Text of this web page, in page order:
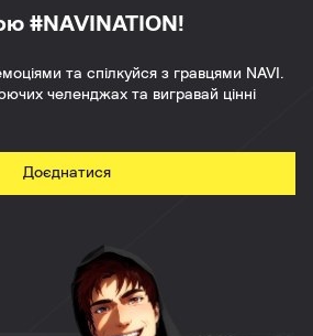
#NAVINATION!
та спілкуйся з гравцями NAVI.
челенджах та вигравай цінні
Доєднатися